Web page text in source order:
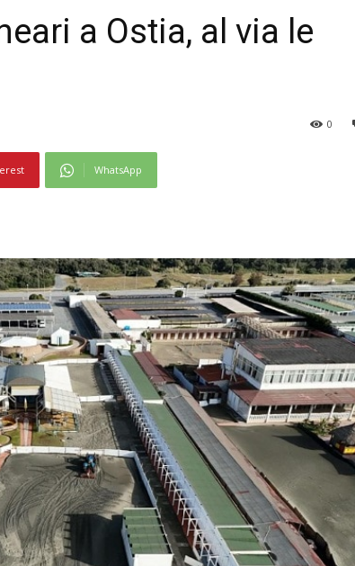
a Ostia, al via le
0
WhatsApp